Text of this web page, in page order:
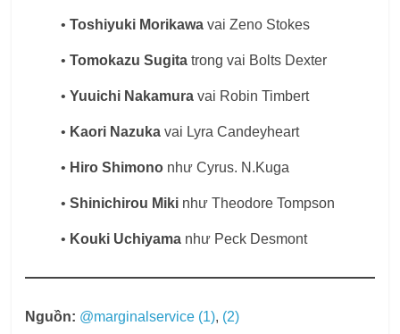
•Toshiyuki Morikawavai Zeno Stokes
•Tomokazu Sugitatrong vai Bolts Dexter
•Yuuichi Nakamuravai Robin Timbert
• Kaori Nazukavai Lyra Candeyheart
• Hiro Shimono như Cyrus. N.Kuga
•Shinichirou Miki như Theodore Tompson
• Kouki Uchiyama như Peck Desmont
Nguồn: @marginalservice (1), (2)